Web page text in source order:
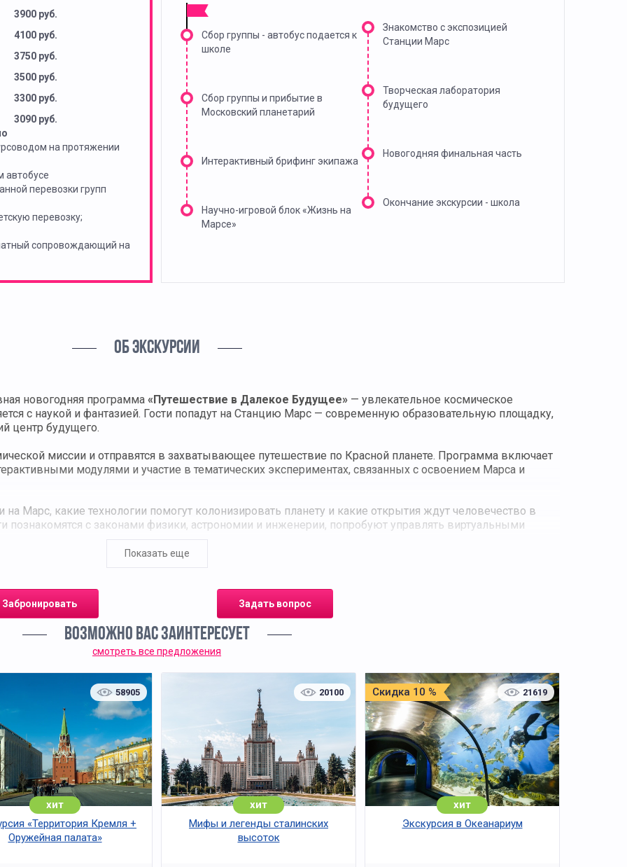
3900 руб.
4100 руб.
3750 руб.
3500 руб.
3300 руб.
3090 руб.
на протяжении
автобусе
перевозки групп
перевозку;
сопровождающий на
Сбор группы - автобус подается к
школе
Сбор группы и прибытие в
Московский планетарий
Интерактивный брифинг экипажа
Научно-игровой блок «Жизнь на
Марсе»
Знакомство с экспозицией
Станции Марс
Творческая лаборатория
будущего
Новогодняя финальная часть
Окончание экскурсии - школа
ОБ ЭКСКУРСИИ
новогодняя программа «Путешествие в Далекое Будущее» — увлекательное космическое
с наукой и фантазией. Гости попадут на Станцию Марс — современную образовательную площадку,
центр будущего.
миссии и отправятся в захватывающее путешествие по Красной планете. Программа включает
модулями и участие в тематических экспериментах, связанных с освоением Марса и
Марс, какие технологии помогут колонизировать планету и какие открытия ждут человечество в
с законами физики, астрономии и инженерии, попробуют управлять виртуальными
группы. Проводится в сопровождении опытных экскурсоводов и педагогов-популяризаторов
Показать еще
Забронировать Задать вопрос
ВОЗМОЖНО ВАС ЗАИНТЕРЕСУЕТ
смотреть все предложения
58905
хит
«Территория Кремля +
Оружейная палата»
20100
хит
Мифы и легенды сталинских
высоток
Скидка 10 % 21619
хит
Экскурсия в Океанариум